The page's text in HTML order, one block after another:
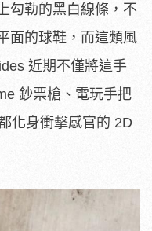
勾勒的黑白線條，不
面的球鞋，而這類風
近期不僅將這手
鈔票槍、電玩手把
化身衝擊感官的 2D